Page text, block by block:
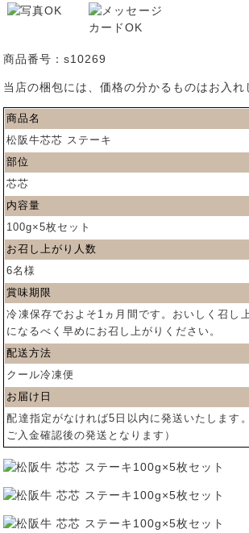
商品番号：s10269
当店の梱包には、価格の分かるものはお入れ
商品名
松阪牛芯芯 ステーキ
部位
芯芯
内容量
100g×5枚セット
お召し上がり人数
6名様
賞味期限
冷凍保存でおよそ1ヵ月間です。おいしく召し
になるべく早めにお召し上がりください。
配送方法
クール冷凍便
お届け日
配達指定がなければ5日以内に発送いたします
ご入金確認後の発送となります）